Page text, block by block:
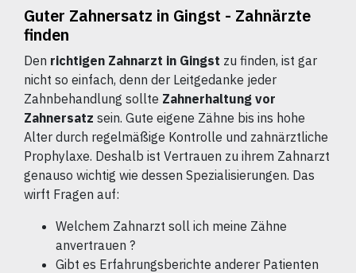
Guter Zahnersatz in Gingst - Zahnärzte
finden
Den richtigen Zahnarzt in Gingst zu finden, ist gar
nicht so einfach, denn der Leitgedanke jeder
Zahnbehandlung sollte Zahnerhaltung vor
Zahnersatz sein. Gute eigene Zähne bis ins hohe
Alter durch regelmäßige Kontrolle und zahnärztliche
Prophylaxe. Deshalb ist Vertrauen zu ihrem Zahnarzt
genauso wichtig wie dessen Spezialisierungen. Das
wirft Fragen auf:
Welchem Zahnarzt soll ich meine Zähne
anvertrauen ?
Gibt es Erfahrungsberichte anderer Patienten